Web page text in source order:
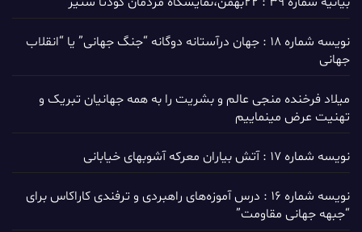
نویسه شماره 18 : جهان درآستانه دوگانه “جنگ جهانی” یا “انقلاب
جهانی
میلاد فرخنده منجی عالم و بشریت را به همه جهانیان تبریک و
تهنیت عرض مینماییم
نویسه شماره 17 : آتش بیاران معرکه آشوبهای خیابانی
نویسه شماره 16 : درس آموزه‌های راهبردی و ترفندی کاراکاس برای
“جبهه جهانی مقاومت”